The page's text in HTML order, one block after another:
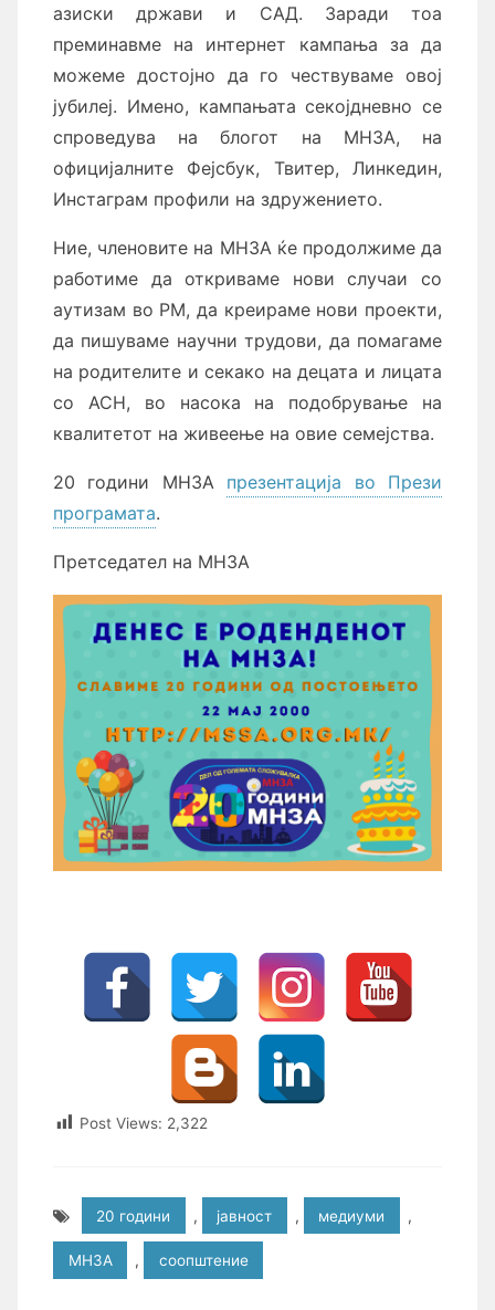
азиски држави и САД. Заради тоа
преминавме на интернет кампања за да
можеме достојно да го чествуваме овој
јубилеј. Имено, кампањата секојдневно се
спроведува на блогот на МНЗА, на
официјалните Фејсбук, Твитер, Линкедин,
Инстаграм профили на здружението.
Ние, членовите на МНЗА ќе продолжиме да
работиме да откриваме нови случаи со
аутизам во РМ, да креираме нови проекти,
да пишуваме научни трудови, да помагаме
на родителите и секако на децата и лицата
со АСН, во насока на подобрување на
квалитетот на живеење на овие семејства.
20 години МНЗА презентација во Прези
програмата.
Претседател на МНЗА
Post Views: 2,322
20 години , јавност , медиуми ,
МНЗА , соопштение